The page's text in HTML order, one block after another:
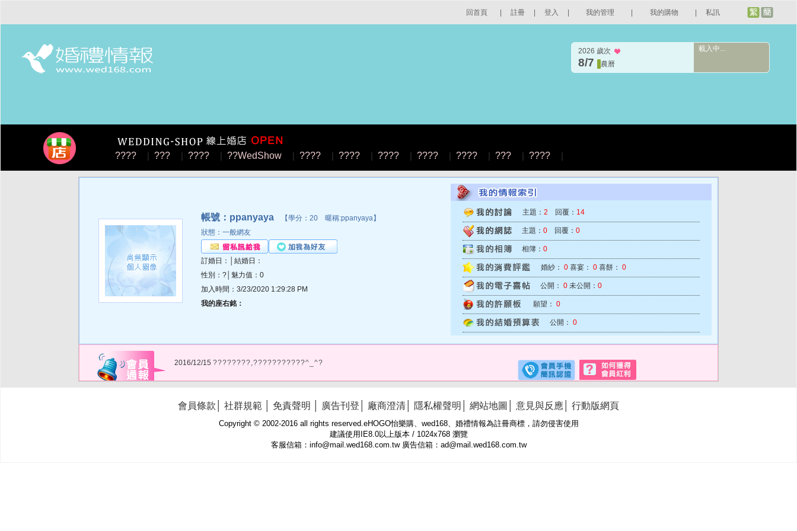
回首頁 註冊 登入 我的管理 我的購物 私訊
2026 歲次
8/7 農曆
載入中...
???? | ??? | ???? | ??WedShow | ???? | ???? | ???? | ???? | ???? | ??? | ???? |
帳號：ppanyaya 【學分：20 暱稱:ppanyaya】
狀態：一般網友
訂婚日：│結婚日：
性別：?│魅力值：0
加入時間：3/23/2020 1:29:28 PM
我的座右銘：
主題： 2 回覆： 14
主題： 0 回覆： 0
相簿： 0
婚紗： 0 喜宴： 0 喜餅： 0
公開： 0 未公開： 0
願望： 0
公開： 0
2016/12/15 ????????,???????????^_^?
會員條款 社群規範 免責聲明 廣告刊登 廠商澄清 隱私權聲明 網站地圖 意見與反應 行動版網頁
Copyright © 2002-2016 all rights reserved.eHOGO怡樂購、wed168、婚禮情報為註冊商標，請勿侵害使用
建議使用IE8.0以上版本 / 1024x768 瀏覽
客服信箱：info@mail.wed168.com.tw 廣告信箱：ad@mail.wed168.com.tw